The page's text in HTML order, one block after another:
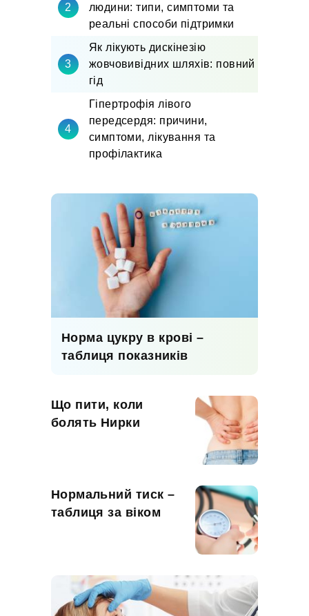
людини: типи, симптоми та
реальні способи підтримки
Як лікують дискінезію
жовчовивідних шляхів: повний
гід
Гіпертрофія лівого
передсердя: причини,
симптоми, лікування та
профілактика
Норма цукру в крові –
таблиця показників
Що пити, коли
болять Нирки
Нормальний тиск –
таблиця за віком